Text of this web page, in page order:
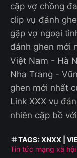
cặp vợ chồng
clip vụ đánh
gặp vợ ngoại
đánh ghen mới
Việt Nam - Hà
Nha Trang -
ghen mới nhất
Link XXX vụ
nhiên cặp bồ
TAGS: XNXX |
Tin tức mạng xã hội